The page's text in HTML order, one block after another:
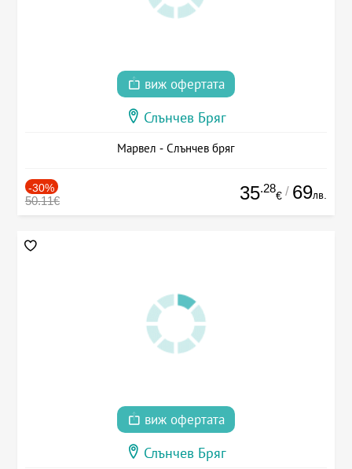
виж офертата
Слънчев Бряг
Марвел - Слънчев бряг
-30%
50.11€ 35.28
€ / 69лв.
виж офертата
Слънчев Бряг